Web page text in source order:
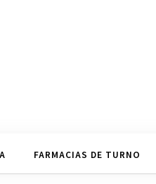
FARMACIAS DE TURNO